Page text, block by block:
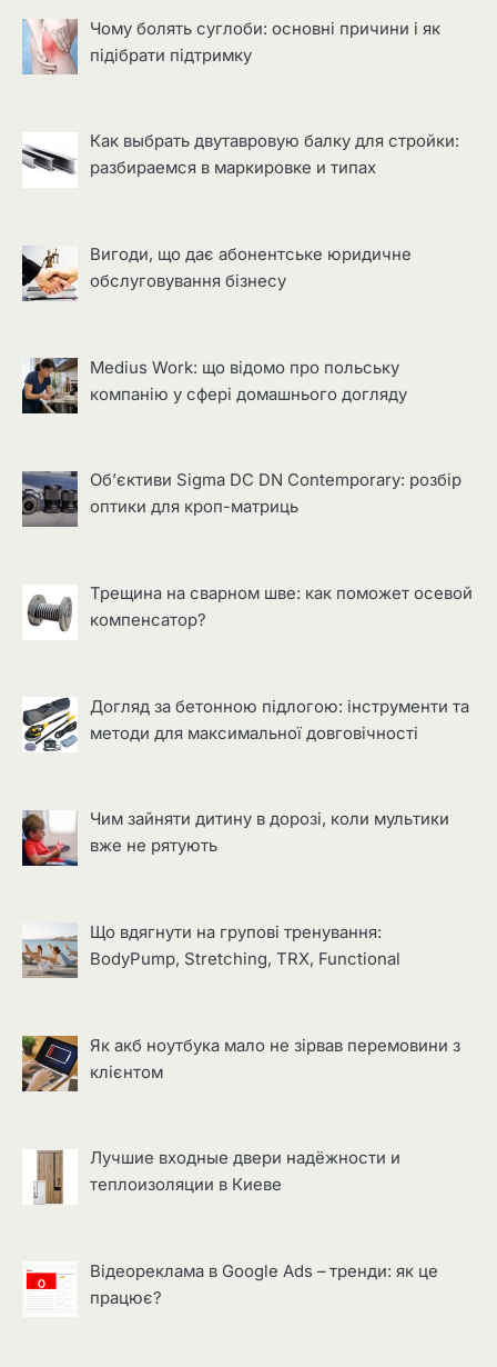
Чому болять суглоби: основні причини і як
підібрати підтримку
Как выбрать двутавровую балку для стройки:
разбираемся в маркировке и типах
Вигоди, що дає абонентське юридичне
обслуговування бізнесу
Medius Work: що відомо про польську
компанію у сфері домашнього догляду
Об’єктиви Sigma DC DN Contemporary: розбір
оптики для кроп-матриць
Трещина на сварном шве: как поможет осевой
компенсатор?
Догляд за бетонною підлогою: інструменти та
методи для максимальної довговічності
Чим зайняти дитину в дорозі, коли мультики
вже не рятують
Що вдягнути на групові тренування:
BodyPump, Stretching, TRX, Functional
Як акб ноутбука мало не зірвав перемовини з
клієнтом
Лучшие входные двери надёжности и
теплоизоляции в Киеве
Відеореклама в Google Ads – тренди: як це
працює?